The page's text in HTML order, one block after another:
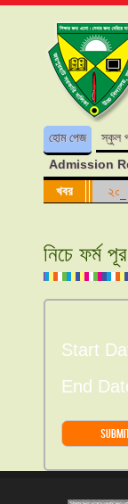
হোম পেজ স্কুল
Admission
খবর
নিচে ফর্ম
Start
End